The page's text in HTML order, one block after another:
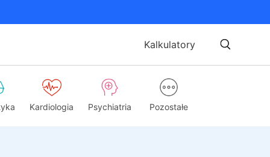
Kalkulatory
Kardiologia Psychiatria Pozostałe